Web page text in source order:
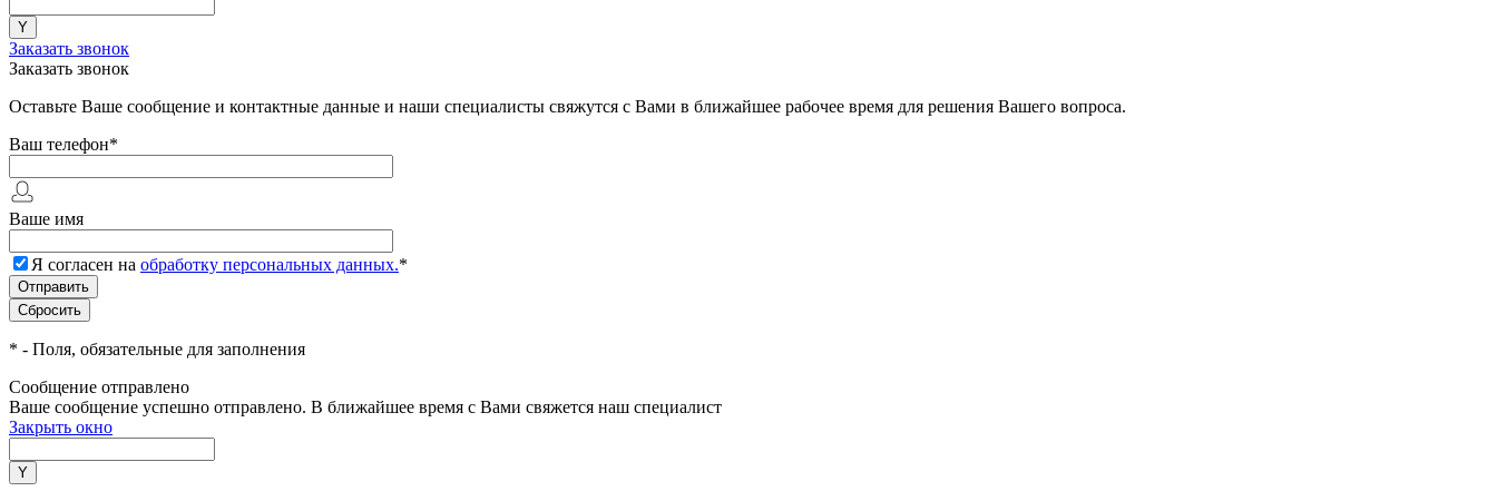
Заказать звонок
Заказать звонок
Оставьте Ваше сообщение и контактные данные и наши специалисты свяжутся с Вами в ближайшее рабочее время для решения Вашего вопроса.
Ваш телефон*
Ваше имя
Я согласен на обработку персональных данных.*
* - Поля, обязательные для заполнения
Сообщение отправлено
Ваше сообщение успешно отправлено. В ближайшее время с Вами свяжется наш специалист
Закрыть окно